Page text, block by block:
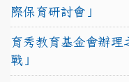
際保育研討會」
育秀教育基金會辦
戰」